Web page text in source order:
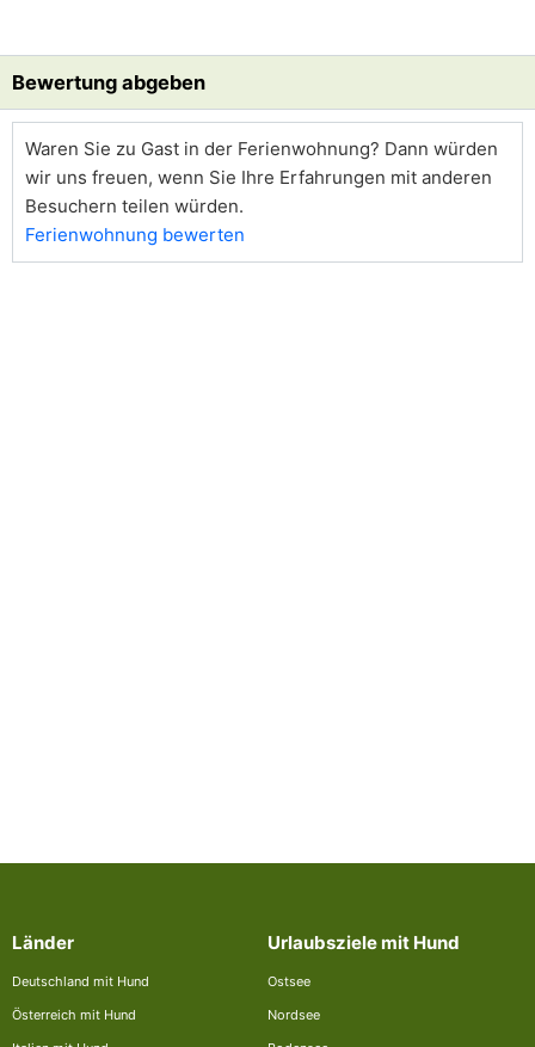
Bewertung abgeben
Waren Sie zu Gast in der Ferienwohnung? Dann würden
wir uns freuen, wenn Sie Ihre Erfahrungen mit anderen
Besuchern teilen würden.
Ferienwohnung bewerten
Länder
Deutschland mit Hund
Österreich mit Hund
Urlaubsziele mit Hund
Ostsee
Nordsee